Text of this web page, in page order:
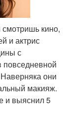
кино,
и актрис
с
повседневной
они
макияж.
и выяснил 5